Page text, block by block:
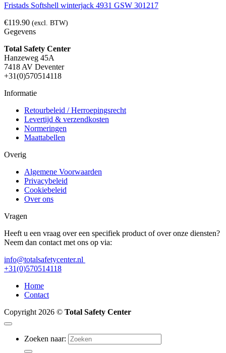
Fristads Softshell winterjack 4931 GSW 301217
€119.90 (excl. BTW)
Gegevens
Total Safety Center
Hanzeweg 45A
7418 AV Deventer
+31(0)570514118
Informatie
Retourbeleid / Herroepingsrecht
Levertijd & verzendkosten
Normeringen
Maattabellen
Overig
Algemene Voorwaarden
Privacybeleid
Cookiebeleid
Over ons
Vragen
Heeft u een vraag over een specifiek product of over onze diensten?
Neem dan contact met ons op via:
info@totalsafetycenter.nl
+31(0)570514118
Home
Contact
Copyright 2026 © Total Safety Center
Zoeken naar: